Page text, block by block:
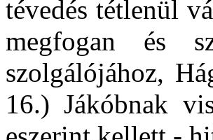
tévedés tétlenül
megfogan és
szolgálójához,
16.) Jákóbnak